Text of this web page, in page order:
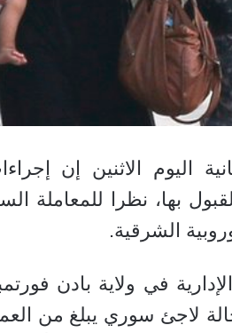
اليوم الاثنين إن
بها، نظرا للمعاملة
الشرقية.
في ولاية بادن